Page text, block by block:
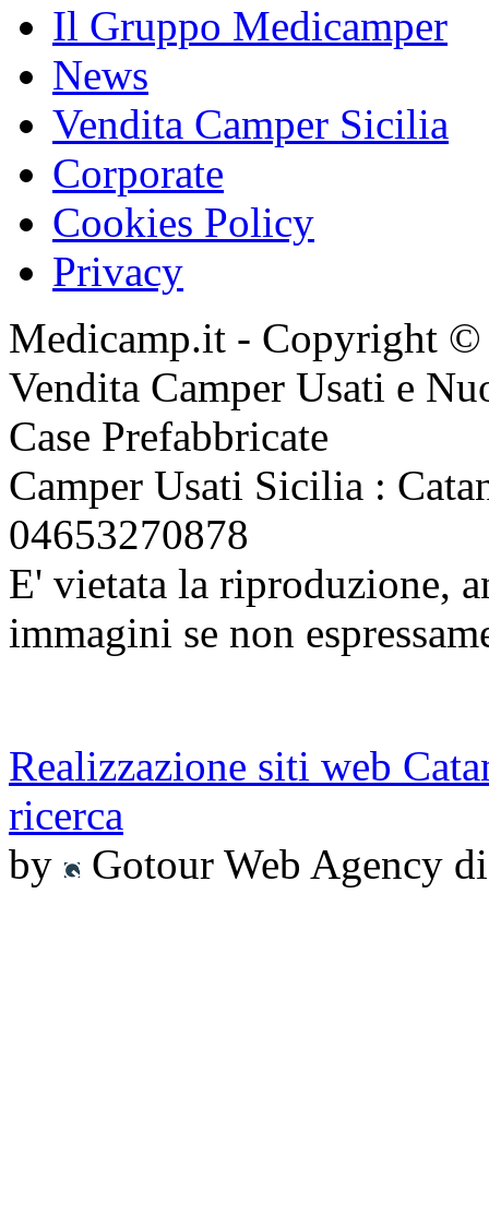
Il Gruppo Medicamper
News
Vendita Camper Sicilia
Corporate
Cookies Policy
Privacy
Medicamp.it - Copyright ©
Vendita Camper Usati e
Case Prefabbricate
Camper Usati Sicilia :
04653270878
E' vietata la riproduzione,
immagini se non
Realizzazione siti web
ricerca
by
Gotour Web Agency